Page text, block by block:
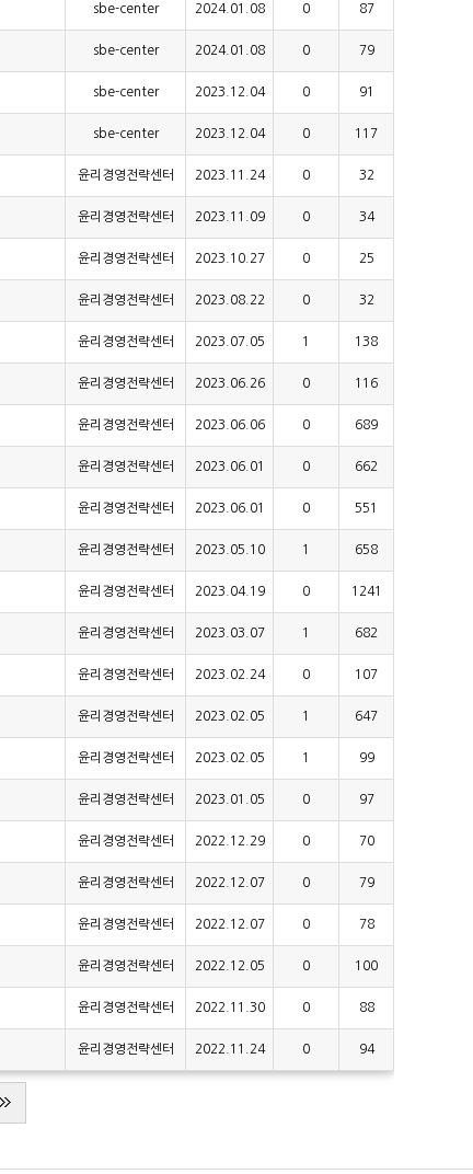
sbe-center 2024.01.08 0 87
sbe-center 2024.01.08 0 79
sbe-center 2023.12.04 0 91
sbe-center 2023.12.04 0 117
윤리경영전략센터 2023.11.24 0 32
윤리경영전략센터 2023.11.09 0 34
윤리경영전략센터 2023.10.27 0 25
윤리경영전략센터 2023.08.22 0 32
윤리경영전략센터 2023.07.05 1 138
윤리경영전략센터 2023.06.26 0 116
윤리경영전략센터 2023.06.06 0 689
윤리경영전략센터 2023.06.01 0 662
윤리경영전략센터 2023.06.01 0 551
윤리경영전략센터 2023.05.10 1 658
윤리경영전략센터 2023.04.19 0 1241
윤리경영전략센터 2023.03.07 1 682
윤리경영전략센터 2023.02.24 0 107
윤리경영전략센터 2023.02.05 1 647
윤리경영전략센터 2023.02.05 1 99
윤리경영전략센터 2023.01.05 0 97
윤리경영전략센터 2022.12.29 0 70
윤리경영전략센터 2022.12.07 0 79
윤리경영전략센터 2022.12.07 0 78
윤리경영전략센터 2022.12.05 0 100
윤리경영전략센터 2022.11.30 0 88
윤리경영전략센터 2022.11.24 0 94